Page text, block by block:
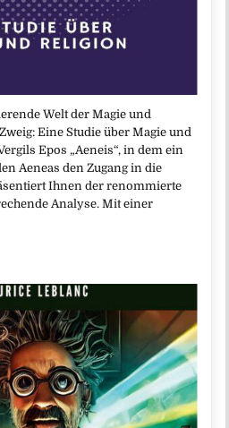
Welt der Magie und
Eine Studie über Magie und
Epos „Aeneis“, in dem ein
Aeneas den Zugang in die
Ihnen der renommierte
Analyse. Mit einer